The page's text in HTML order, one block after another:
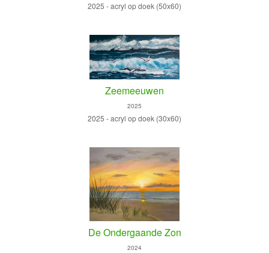
2025 - acryl op doek (50x60)
Zeemeeuwen
2025
2025 - acryl op doek (30x60)
De Ondergaande Zon
2024